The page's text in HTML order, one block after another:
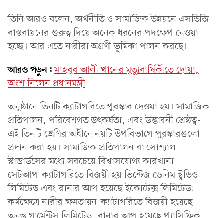
তিনি আরও বলেন, অর্থনীতি ও সামাজিক উন্নয়নে এসডিজি
বাস্তবায়নের গুরুত্ব দিয়ে অনেক ধরনের পদক্ষেপ নেওয়া
হচ্ছে। আর এতে নারীরা অগ্রণী ভূমিকা পালন করছে।
আরও পড়ুন: মাহবুব আলী খানের মৃত্যুবার্ষিকীতে দোয়া,
অংশ নিলেন প্রধানমন্ত্রী
অনুষ্ঠানে তিনটি ক্যাটাগরিতে পুরস্কার দেওয়া হয়। সামাজিক
প্রতিপালন, পরিবেশগত উৎকর্ষতা, এবং উদ্ভাবনী শ্রেষ্ঠত্ব-
এই তিনটি শ্রেণির অধীনে নয়টি উপবিভাগে পুরস্কারগুলো
প্রদান করা হয়। সামাজিক প্রতিপালন বা সোশ্যাল
স্টান্ডার্ডসের মধ্যে সবচেয়ে বিশ্বাসযোগ্য কারখানা
সেটআপ-ক্যাটাগরিতে বিজয়ী হয় ভিন্টেজ ডেনিম স্টুডিও
লিমিটেড এবং রানার আপ হয়েছে ইকোটেক্স লিমিটেড৷
কর্মক্ষেত্রে নারীর ক্ষমতায়ন-ক্যাটাগরিতে বিজয়ী হয়েছে